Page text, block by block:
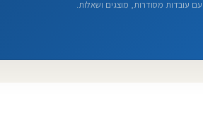
עובדות מסודרות, מוצגים ושאלות.